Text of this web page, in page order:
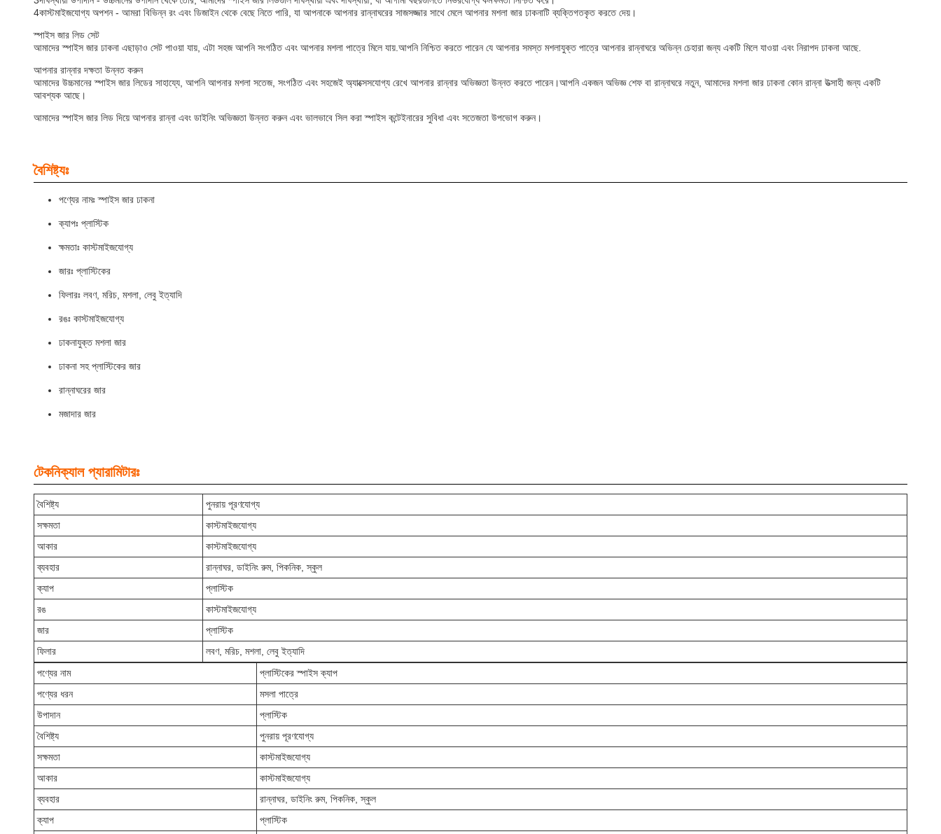
4কাস্টমাইজযোগ্য অপশন - আমরা বিভিন্ন রং এবং ডিজাইন থেকে বেছে নিতে পারি, যা আপনাকে আপনার রান্নাঘরের সাজসজ্জার সাথে মেলে আপনার মশলা জার ঢাকনাটি ব্যক্তিগতকৃত করতে দেয়।
স্পাইস জার লিড সেট
আমাদের স্পাইস জার ঢাকনা এছাড়াও সেট পাওয়া যায়, এটা সহজ আপনি সংগঠিত এবং আপনার মশলা পাত্রে মিলে যায়.আপনি নিশ্চিত করতে পারেন যে আপনার সমস্ত মশলাযুক্ত পাত্রে আপনার রান্নাঘরে অভিন্ন চেহারা জন্য একটি মিলে যাওয়া এবং নিরাপদ ঢাকনা আছে.
আপনার রান্নার দক্ষতা উন্নত করুন
আমাদের উচ্চমানের স্পাইস জার লিডের সাহায্যে, আপনি আপনার মশলা সতেজ, সংগঠিত এবং সহজেই অ্যাক্সেসযোগ্য রেখে আপনার রান্নার অভিজ্ঞতা উন্নত করতে পারেন।আপনি একজন অভিজ্ঞ শেফ বা রান্নাঘরে নতুন, আমাদের মশলা জার ঢাকনা কোন রান্না উত্সাহী জন্য একটি
আবশ্যক আছে।
আমাদের স্পাইস জার লিড দিয়ে আপনার রান্না এবং ডাইনিং অভিজ্ঞতা উন্নত করুন এবং ভালভাবে সিল করা স্পাইস কন্টেইনারের সুবিধা এবং সতেজতা উপভোগ করুন।
বৈশিষ্ট্যঃ
পণ্যের নামঃ স্পাইস জার ঢাকনা
ক্যাপঃ প্লাস্টিক
ক্ষমতাঃ কাস্টমাইজযোগ্য
জারঃ প্লাস্টিকের
ফিলারঃ লবণ, মরিচ, মশলা, লেবু ইত্যাদি
রঙঃ কাস্টমাইজযোগ্য
ঢাকনাযুক্ত মশলা জার
ঢাকনা সহ প্লাস্টিকের জার
রান্নাঘরের জার
মজাদার জার
টেকনিক্যাল প্যারামিটারঃ
বৈশিষ্ট্য
পুনরায় পূরণযোগ্য
সক্ষমতা
কাস্টমাইজযোগ্য
আকার
কাস্টমাইজযোগ্য
ব্যবহার
রান্নাঘর, ডাইনিং রুম, পিকনিক, স্কুল
ক্যাপ
প্লাস্টিক
রঙ
কাস্টমাইজযোগ্য
জার
প্লাস্টিক
ফিলার
লবণ, মরিচ, মশলা, লেবু ইত্যাদি
পণ্যের নাম
প্লাস্টিকের স্পাইস ক্যাপ
পণ্যের ধরন
মসলা পাত্রে
উপাদান
প্লাস্টিক
বৈশিষ্ট্য
পুনরায় পূরণযোগ্য
সক্ষমতা
কাস্টমাইজযোগ্য
আকার
কাস্টমাইজযোগ্য
ব্যবহার
রান্নাঘর, ডাইনিং রুম, পিকনিক, স্কুল
ক্যাপ
প্লাস্টিক